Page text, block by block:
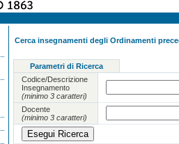
Cerca insegnamenti degli Ordinamenti
Parametri di Ricerca
Codice/Descrizione
Insegnamento
(minimo 3 caratteri)
Docente
(minimo 3 caratteri)